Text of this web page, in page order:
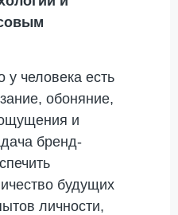
у человека есть
обоняние,
и
бренд-
будущих
личности,